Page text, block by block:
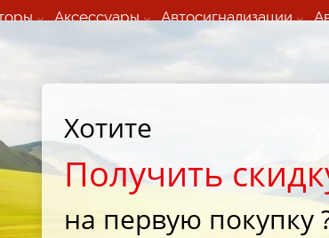
Аксессуары Автосигнализации
(круглосуточно по всем
(Пн-Пт) с 9:00 - 19:00
/
Хотите
Получить
на первую покупку